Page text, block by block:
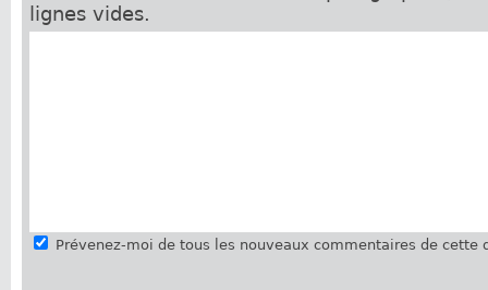
lignes vides.
Prévenez-moi de tous les nouveaux commentaires de cette